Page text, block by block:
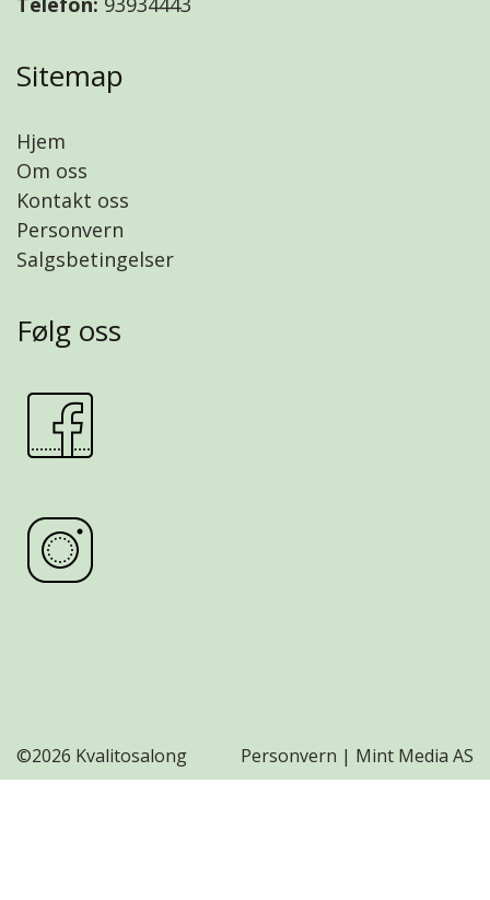
Sitemap
Hjem
Om oss
Kontakt oss
Personvern
Salgsbetingelser
Følg oss
©2026 Kvalitosalong Personvern | Mint Media AS